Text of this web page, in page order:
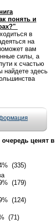
понять и
в
на
вам
силы, а
к счастью
найдете здесь
ценят в
(335)
(179)
(124)
(71)